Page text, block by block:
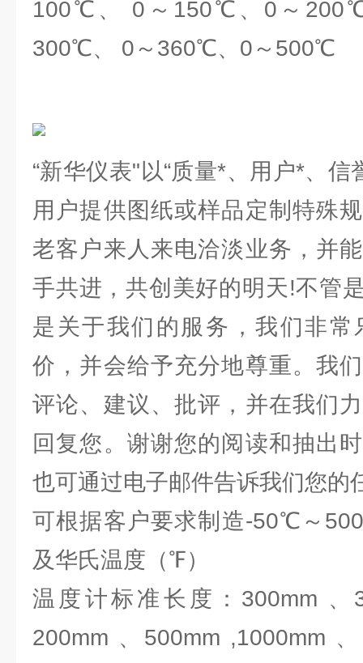
100℃、 0～150℃、0～
300℃、 0～360℃、0～500℃
“新华仪表"以“质量*、用户*、
用户提供图纸或样品定制特殊
老客户来人来电洽淡业务，并
手共进，共创美好的明天!不管
是关于我们的服务，我们非
价，并会给予充分地尊重。我
评论、建议、批评，并在我们
回复您。谢谢您的阅读和抽出
也可通过电子邮件告诉我们您
可根据客户要求制造-50℃～
及华氏温度（℉）
温度计标准长度：300mm 、
200mm 、500mm ,1000mm